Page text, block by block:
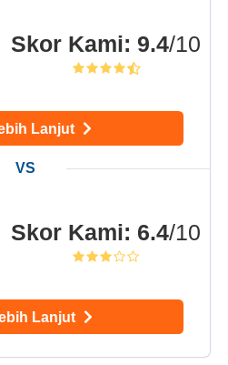
Skor Kami: 9.4/10
Lanjut
Skor Kami: 6.4/10
Lanjut